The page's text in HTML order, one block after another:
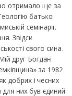
отримало ще за
батько
семінарії.
Звідси
свого сина.
друг Богдан
за 1982
добрих і чесних
них був єдиний